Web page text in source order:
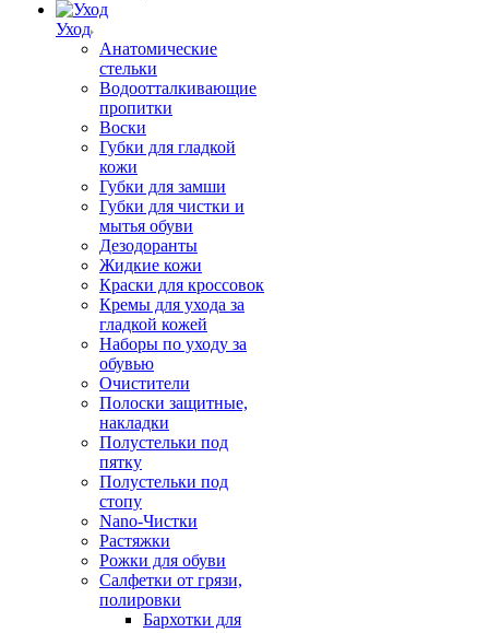
Уход
Анатомические
стельки
Водоотталкивающие
пропитки
Воски
Губки для гладкой
кожи
Губки для замши
Губки для чистки и
мытья обуви
Дезодоранты
Жидкие кожи
Краски для кроссовок
Кремы для ухода за
гладкой кожей
Наборы по уходу за
обувью
Очистители
Полоски защитные,
накладки
Полустельки под
пятку
Полустельки под
стопу
Nano-Чистки
Растяжки
Рожки для обуви
Салфетки от грязи,
полировки
Бархотки для